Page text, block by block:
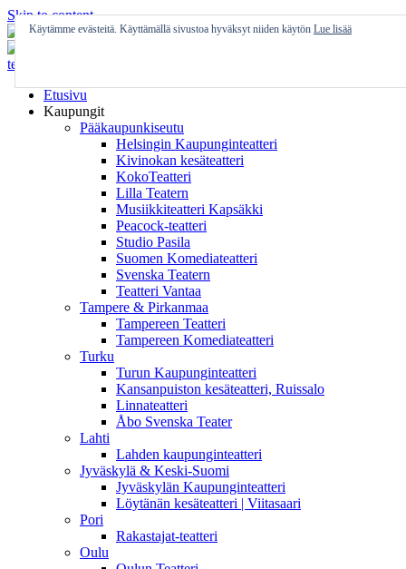
Skip to content
Etusivu
Kaupungit
Pääkaupunkiseutu
Helsingin Kaupunginteatteri
Kivinokan kesäteatteri
KokoTeatteri
Lilla Teatern
Musiikkiteatteri Kapsäkki
Peacock-teatteri
Studio Pasila
Suomen Komediateatteri
Svenska Teatern
Teatteri Vantaa
Tampere & Pirkanmaa
Tampereen Teatteri
Tampereen Komediateatteri
Turku
Turun Kaupunginteatteri
Kansanpuiston kesäteatteri, Ruissalo
Linnateatteri
Åbo Svenska Teater
Lahti
Lahden kaupunginteatteri
Jyväskylä & Keski-Suomi
Jyväskylän Kaupunginteatteri
Löytänän kesäteatteri | Viitasaari
Pori
Rakastajat-teatteri
Oulu
Käytämme evästeitä. Käyttämällä sivustoa hyväksyt niiden käytön Lue lisää